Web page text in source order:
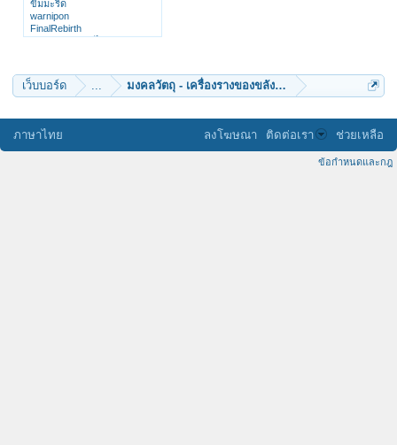
ขิมมะริด
warnipon
FinalRebirth
ศรัทธาพญาเวนไตย
เว็บบอร์ด ... มงคลวัตถุ - เครื่องรางของขลัง (๑๒)
ภาษาไทย ลงโฆษณา ติดต่อเรา ช่วยเหลือ
ข้อกำหนดและกฎ